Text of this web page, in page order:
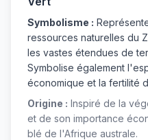
Symbolisme :
ressources naturelles du
les vastes étendues de
Symbolise également
économique et la fertilité
Origine : Inspiré de la
et de son importance
blé de l'Afrique australe.